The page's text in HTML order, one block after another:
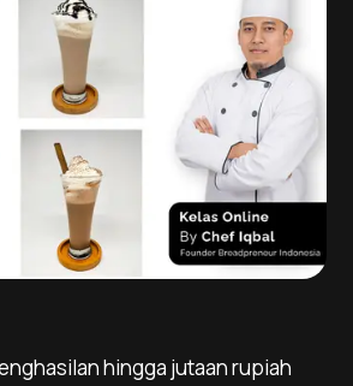
hingga jutaan rupiah